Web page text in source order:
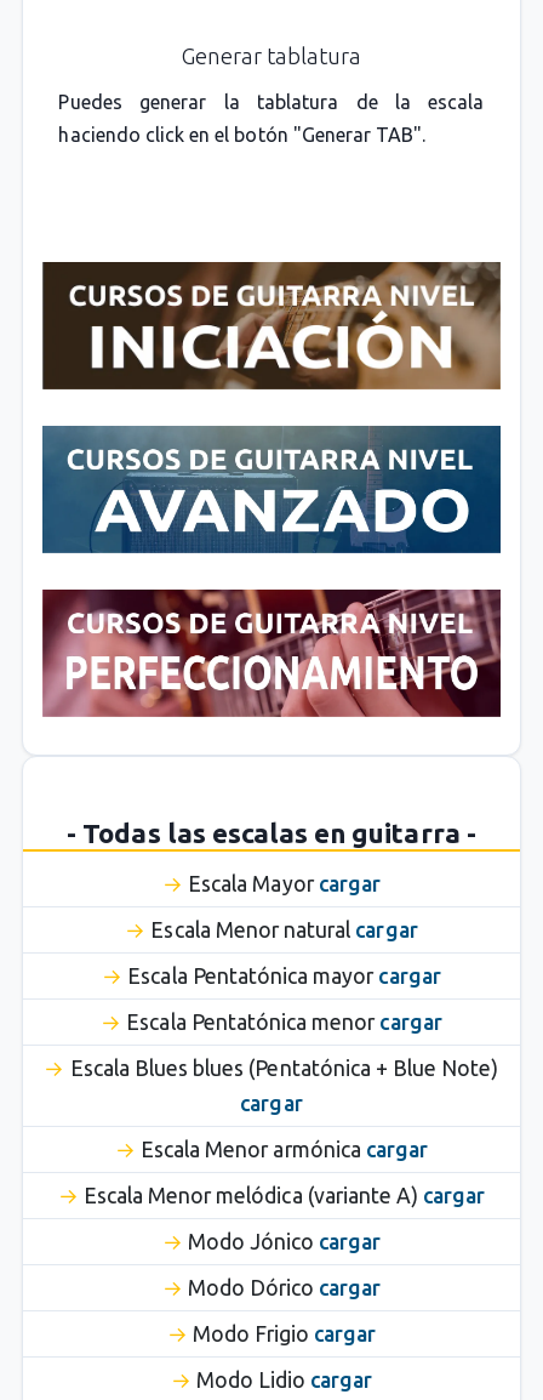
Generar tablatura
Puedes generar la tablatura de la escala
haciendo click en el botón "Generar TAB".
- Todas las escalas en guitarra -
Escala Mayor cargar
Escala Menor natural cargar
Escala Pentatónica mayor cargar
Escala Pentatónica menor cargar
Escala Blues blues (Pentatónica + Blue Note)
cargar
Escala Menor armónica cargar
Escala Menor melódica (variante A) cargar
Modo Jónico cargar
Modo Dórico cargar
Modo Frigio cargar
Modo Lidio cargar